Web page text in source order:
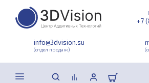
info@3dvision.su
(отдел продаж)
+7